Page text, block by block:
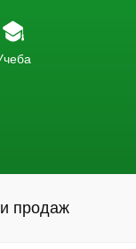
продаж